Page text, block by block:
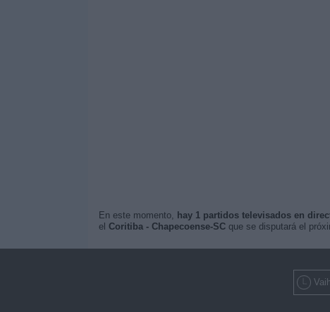
En este momento, hay 1 partidos televisados en
el Coritiba - Chapecoense-SCque se disputará el